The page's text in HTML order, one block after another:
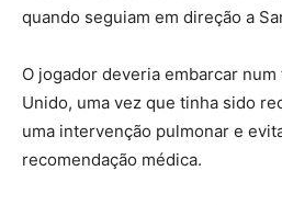
quando seguiam em direção a
O jogador deveria embarcar
Unido, uma vez que tinha sido
uma intervenção pulmonar e
recomendação médica.